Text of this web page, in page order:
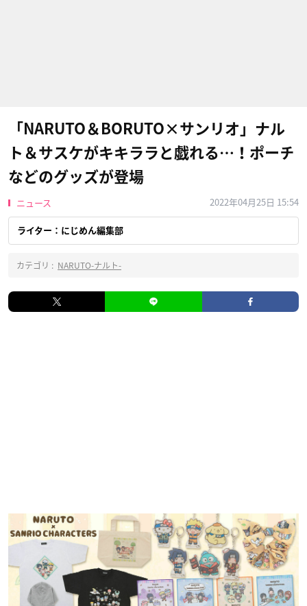
「NARUTO＆BORUTO×サンリオ」ナル
ト＆サスケがキキララと戯れる…！ポーチ
などのグッズが登場
ニュース 2022年04月25日 15:54
ライター：にじめん編集部
カテゴリ : NARUTO-ナルト-